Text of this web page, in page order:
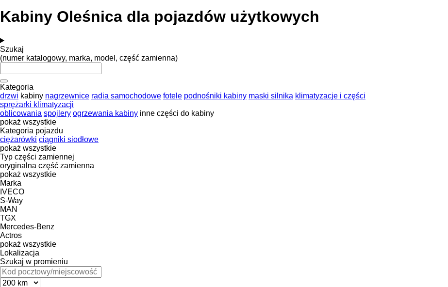
Kabiny Oleśnica dla pojazdów użytkowych
Szukaj
(numer katalogowy, marka, model, część zamienna)
Kategoria
drzwi kabiny nagrzewnice radia samochodowe fotele podnośniki kabiny maski silnika klimatyzacje i części
sprężarki klimatyzacji
oblicowania spojlery ogrzewania kabiny inne części do kabiny
pokaż wszystkie
Kategoria pojazdu
ciężarówki ciągniki siodłowe
pokaż wszystkie
Typ części zamiennej
oryginalna część zamienna
pokaż wszystkie
Marka
IVECO
S-Way
MAN
TGX
Mercedes-Benz
Actros
pokaż wszystkie
Lokalizacja
Szukaj w promieniu